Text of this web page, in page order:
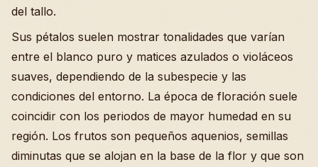
del tallo.
Sus pétalos suelen mostrar tonalidades que varían
entre el blanco puro y matices azulados o violáceos
suaves, dependiendo de la subespecie y las
condiciones del entorno. La época de floración suele
coincidir con los periodos de mayor humedad en su
región. Los frutos son pequeños aquenios, semillas
diminutas que se alojan en la base de la flor y que son